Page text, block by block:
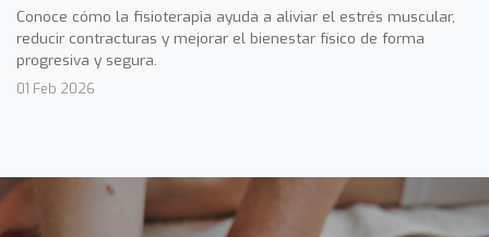
Conoce cómo la fisioterapia ayuda a aliviar el estrés muscular,
reducir contracturas y mejorar el bienestar físico de forma
progresiva y segura.
01 Feb 2026